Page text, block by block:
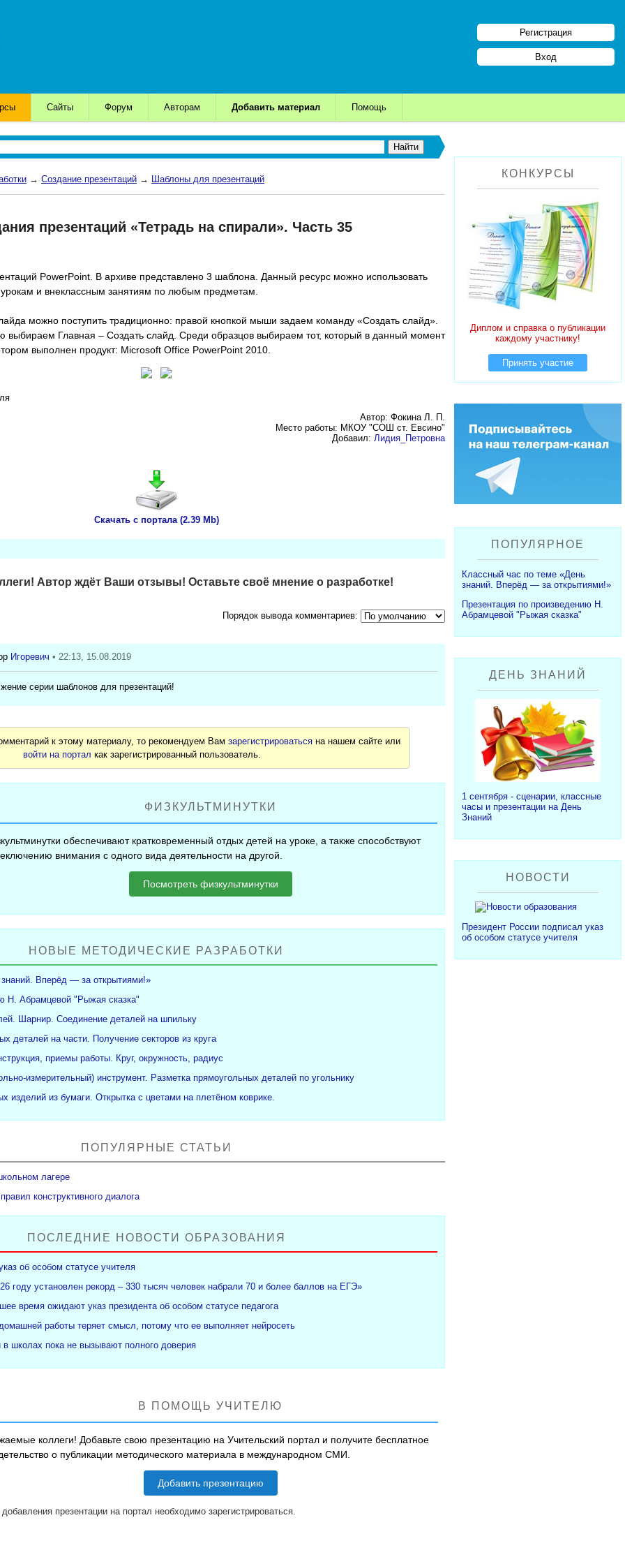
Регистрация
Вход
Сайты Форум Авторам Добавить материал Помощь
→ Создание презентаций → Шаблоны для презентаций
презентаций «Тетрадь на спирали». Часть 35
PowerPoint. В архиве представлено 3 шаблона. Данный ресурс можно использовать
урокам и внеклассным занятиям по любым предметам.
можно поступить традиционно: правой кнопкой мыши задаем команду «Создать слайд».
Главная – Создать слайд. Среди образцов выбираем тот, который в данный момент
выполнен продукт: Microsoft Office PowerPoint 2010.
Автор: Фокина Л. П.
Место работы: МКОУ "СОШ ст. Евсино"
Добавил: Лидия_Петровна
Скачать с портала (2.39 Mb)
Автор ждёт Ваши отзывы! Оставьте своё мнение о разработке!
Порядок вывода комментариев:
Игоревич • 22:13, 15.08.2019
серии шаблонов для презентаций!
к этому материалу, то рекомендуем Вамзарегистрироваться на нашем сайте или
войти на портал как зарегистрированный пользователь.
ФИЗКУЛЬТМИНУТКИ
обеспечивают кратковременный отдых детей на уроке, а также способствуют
внимания с одного вида деятельности на другой.
Посмотреть физкультминутки
НОВЫЕ МЕТОДИЧЕСКИЕ РАЗРАБОТКИ
Вперёд — за открытиями!»
Н. Абрамцевой "Рыжая сказка"
Шарнир. Соединение деталей на шпильку
деталей на части. Получение секторов из круга
приемы работы. Круг, окружность, радиус
измерительный) инструмент. Разметка прямоугольных деталей по угольнику
изделий из бумаги. Открытка с цветами на плетёном коврике.
ПОПУЛЯРНЫЕ СТАТЬИ
лагере
конструктивного диалога
ПОСЛЕДНИЕ НОВОСТИ ОБРАЗОВАНИЯ
об особом статусе учителя
году установлен рекорд – 330 тысяч человек набрали 70 и более баллов на ЕГЭ»
время ожидают указ президента об особом статусе педагога
работы теряет смысл, потому что ее выполняет нейросеть
в школах пока не вызывают полного доверия
В ПОМОЩЬ УЧИТЕЛЮ
коллеги! Добавьте свою презентацию на Учительский портал и получите бесплатное
о публикации методического материала в международном СМИ.
Добавить презентацию
презентации на портал необходимо зарегистрироваться.
КОНКУРСЫ
Диплом и справка о публикации
каждому участнику!
Принять участие
ПОПУЛЯРНОЕ
Классный час по теме «День
знаний. Вперёд — за открытиями!»
Презентация по произведению Н.
Абрамцевой "Рыжая сказка"
ДЕНЬ ЗНАНИЙ
1 сентября - сценарии, классные
часы и презентации на День
Знаний
НОВОСТИ
Президент России подписал указ
об особом статусе учителя